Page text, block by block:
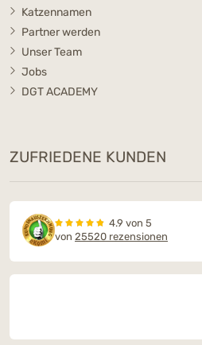
Katzennamen
Partner werden
Unser Team
Jobs
DGT ACADEMY
ZUFRIEDENE KUNDEN
4.9 von 5
von 25520 rezensionen